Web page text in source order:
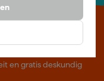
kennen
en gratis deskundig